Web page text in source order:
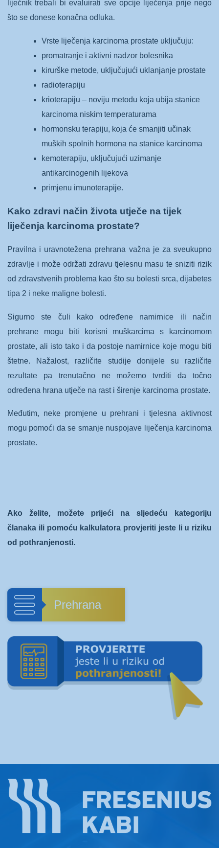
liječnik trebali bi evaluirati sve opcije liječenja prije nego
što se donese konačna odluka.
Vrste liječenja karcinoma prostate uključuju:
promatranje i aktivni nadzor bolesnika
kirurške metode, uključujući uklanjanje prostate
radioterapiju
krioterapiju – noviju metodu koja ubija stanice
karcinoma niskim temperaturama
hormonsku terapiju, koja će smanjiti učinak
muških spolnih hormona na stanice karcinoma
kemoterapiju, uključujući uzimanje
antikarcinogenih lijekova
primjenu imunoterapije.
Kako zdravi način života utječe na tijek
liječenja karcinoma prostate?
Pravilna i uravnotežena prehrana važna je za sveukupno
zdravlje i može održati zdravu tjelesnu masu te sniziti rizik
od zdravstvenih problema kao što su bolesti srca, dijabetes
tipa 2 i neke maligne bolesti.
Sigurno ste čuli kako određene namirnice ili način
prehrane mogu biti korisni muškarcima s karcinomom
prostate, ali isto tako i da postoje namirnice koje mogu biti
štetne. Nažalost, različite studije donijele su različite
rezultate pa trenutačno ne možemo tvrditi da točno
određena hrana utječe na rast i širenje karcinoma prostate.
Međutim, neke promjene u prehrani i tjelesna aktivnost
mogu pomoći da se smanje nuspojave liječenja karcinoma
prostate.
Ako želite, možete prijeći na sljedeću kategoriju
članaka ili pomoću kalkulatora provjeriti jeste li u riziku
od pothranjenosti.
Prehrana